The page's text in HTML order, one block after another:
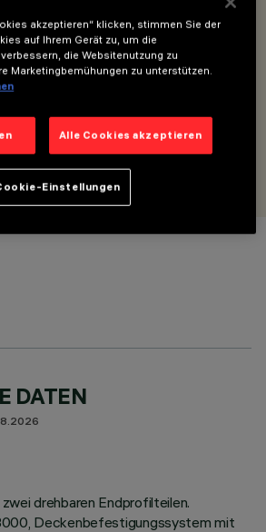
DATEN
drehbaren Endprofilteilen.
Deckenbefestigungssystem mit
akzeptieren“ klicken, stimmen Sie der
auf Ihrem Gerät zu, um die
die Websitenutzung zu
Marketingbemühungen zu unterstützen.
Alle Cookies akzeptieren
Einstellungen